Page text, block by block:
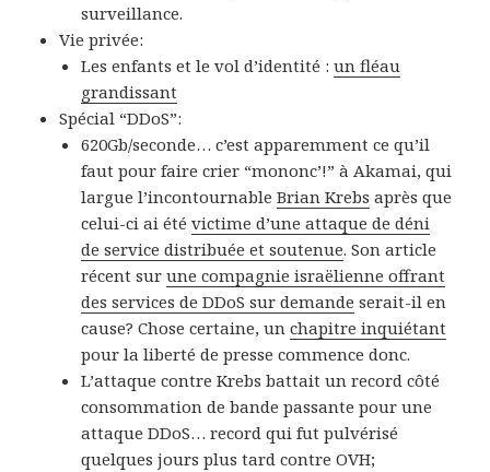
surveillance.
Vie privée:
Les enfants et le vol d’identité :un fléau
grandissant
Spécial “DDoS”:
620Gb/seconde… c’est apparemment ce qu’il
faut pour faire crier “mononc’!” à Akamai, qui
largue l’incontournableBrian Krebs après que
celui-ci ai étévictime d’une attaque de déni
de service distribuée et soutenue. Son article
récent surune compagnie israëlienne offrant
des services de DDoS sur demande serait-il en
cause? Chose certaine, unchapitre inquiétant
pour la liberté de presse commence donc.
L’attaque contre Krebs battait un record côté
consommation de bande passante pour une
attaque DDoS… record qui fut pulvérisé
quelques jours plus tard contre OVH;